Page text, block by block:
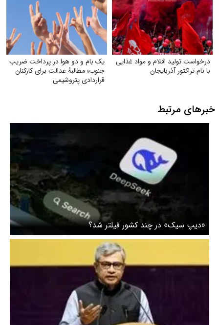
درخواست تولید اقلام و مواد غذایی
با نام تراکتور آذربایجان
یک بام و دو هوا در پرداخت ضریب
جنوب؛ مطالبهٔ عدالت برای کارکنان
قراردادی پتروشیمی
خبرهای مرتبط
«دیپ سیک» در چند کشور فیلتر شد؟